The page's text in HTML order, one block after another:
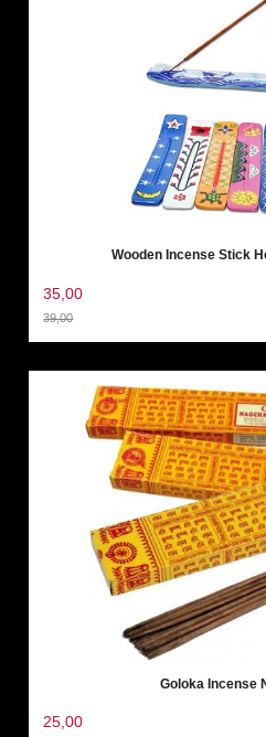
Wooden Incense Stick
35,00
39,00
Goloka Incense
25,00